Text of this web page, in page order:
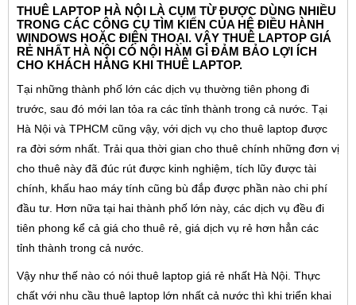
THUÊ LAPTOP HÀ NỘI LÀ CỤM TỪ ĐƯỢC DÙNG NHIỀU
TRONG CÁC CÔNG CỤ TÌM KIẾN CỦA HỆ ĐIỀU HÀNH
WINDOWS HOẶC ĐIỆN THOẠI. VẬY THUÊ LAPTOP GIÁ
RẺ NHẤT HÀ NỘI CÓ NỘI HÀM GÌ ĐẢM BẢO LỢI ÍCH
CHO KHÁCH HÀNG KHI THUÊ LAPTOP.
Tại những thành phố lớn các dịch vụ thường tiên phong đi
trước, sau đó mới lan tỏa ra các tỉnh thành trong cả nước. Tại
Hà Nội và TPHCM cũng vậy, với dịch vụ cho thuê laptop được
ra đời sớm nhất. Trải qua thời gian cho thuê chính những đơn vị
cho thuê này đã đúc rút được kinh nghiệm, tích lũy được tài
chính, khấu hao máy tính cũng bù đắp được phần nào chi phí
đầu tư. Hơn nữa tại hai thành phố lớn này, các dịch vụ đều đi
tiên phong kể cả giá cho thuê rẻ, giá dịch vụ rẻ hơn hẳn các
tỉnh thành trong cả nước.
Vậy như thế nào có nói thuê laptop giá rẻ nhất Hà Nội. Thực
chất với nhu cầu thuê laptop lớn nhất cả nước thì khi triển khai